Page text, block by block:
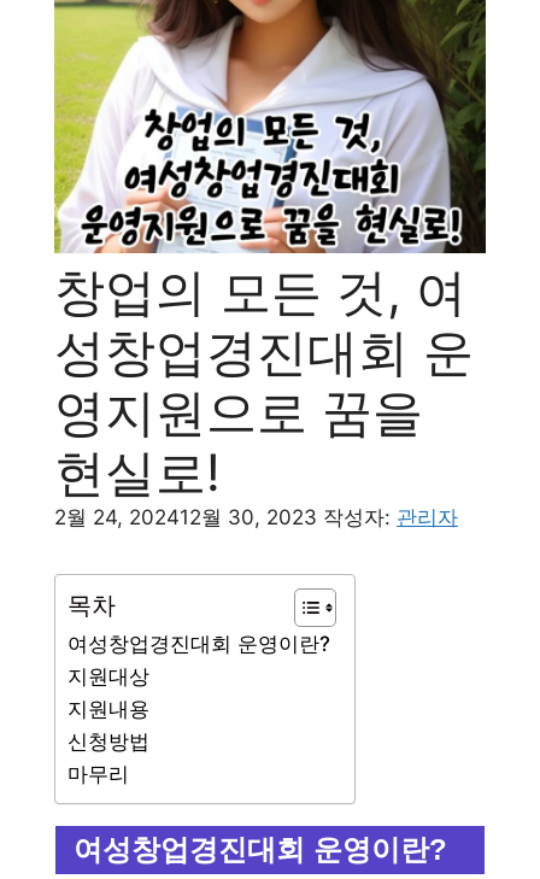
창업의 모든 것, 여
성창업경진대회 운
영지원으로 꿈을
현실로!
2월 24, 202412월 30, 2023 작성자: 관리자
목차
여성창업경진대회 운영이란?
지원대상
지원내용
신청방법
마무리
여성창업경진대회 운영이란?